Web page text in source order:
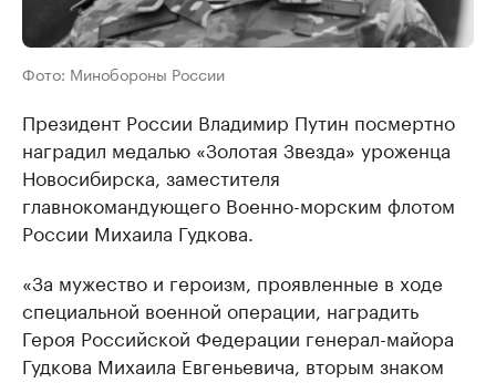
Фото: Минобороны России
Президент России Владимир Путин посмертно
наградил медалью «Золотая Звезда» уроженца
Новосибирска, заместителя
главнокомандующего Военно-морским флотом
России Михаила Гудкова.
«За мужество и героизм, проявленные в ходе
специальной военной операции, наградить
Героя Российской Федерации генерал-майора
Гудкова Михаила Евгеньевича, вторым знаком